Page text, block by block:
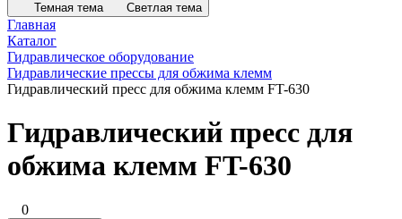
Темная тема Светлая тема
Главная
Каталог
Гидравлическое оборудование
Гидравлические прессы для обжима клемм
Гидравлический пресс для обжима клемм FT-630
Гидравлический пресс для
обжима клемм FT-630
0